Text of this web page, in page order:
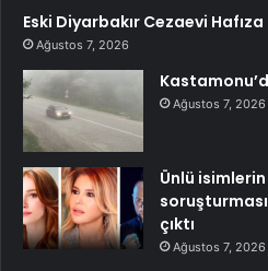
Eski Diyarbakır Cezaevi
Ağustos 7, 2026
Ağustos 7, 2026
Ünlü
çıktı
Ağustos 7, 2026